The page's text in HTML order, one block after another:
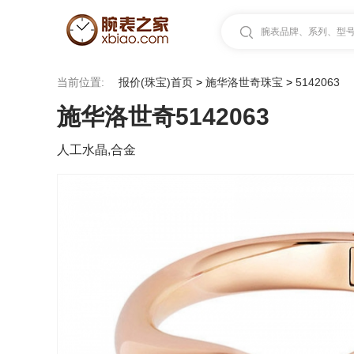
腕表品牌、系列、型
当前位置: 报价(珠宝)首页 > 施华洛世奇珠宝 > 5142063
施华洛世奇5142063
人工水晶,合金